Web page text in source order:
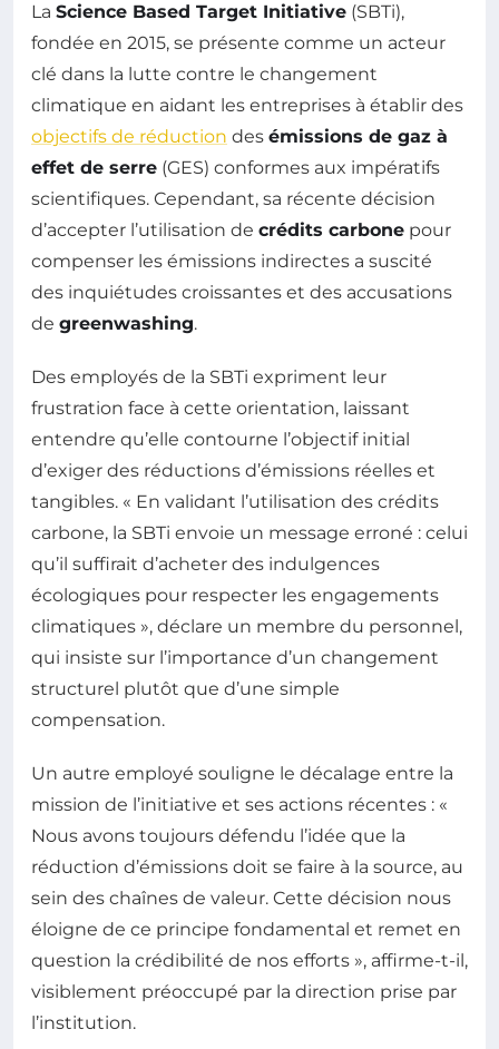
La Science Based Target Initiative (SBTi),
fondée en 2015, se présente comme un acteur
clé dans la lutte contre le changement
climatique en aidant les entreprises à établir des
objectifs de réduction des émissions de gaz à
effet de serre (GES) conformes aux impératifs
scientifiques. Cependant, sa récente décision
d’accepter l’utilisation de crédits carbone pour
compenser les émissions indirectes a suscité
des inquiétudes croissantes et des accusations
de greenwashing.
Des employés de la SBTi expriment leur
frustration face à cette orientation, laissant
entendre qu’elle contourne l’objectif initial
d’exiger des réductions d’émissions réelles et
tangibles. « En validant l’utilisation des crédits
carbone, la SBTi envoie un message erroné : celui
qu’il suffirait d’acheter des indulgences
écologiques pour respecter les engagements
climatiques », déclare un membre du personnel,
qui insiste sur l’importance d’un changement
structurel plutôt que d’une simple
compensation.
Un autre employé souligne le décalage entre la
mission de l’initiative et ses actions récentes : «
Nous avons toujours défendu l’idée que la
réduction d’émissions doit se faire à la source, au
sein des chaînes de valeur. Cette décision nous
éloigne de ce principe fondamental et remet en
question la crédibilité de nos efforts », affirme-t-il,
visiblement préoccupé par la direction prise par
l’institution.